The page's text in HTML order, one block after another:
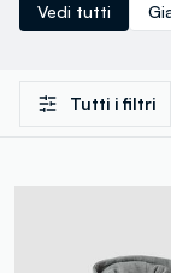
Vedi tutti
Tutti i filtri